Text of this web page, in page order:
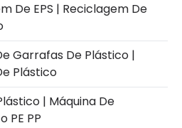
De EPS | Reciclagem De
Garrafas De Plástico |
Plástico
| Máquina De
PE PP